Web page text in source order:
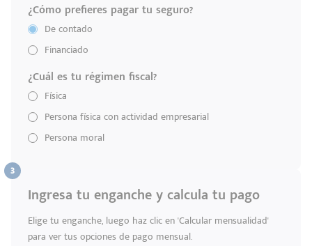
Escríbenos
+528121278366
Código
Postal
Ingresar
¿Cómo prefieres pagar tu seguro?
De contado
Financiado
¿Cuál es tu régimen fiscal?
Física
Persona física con actividad empresarial
Persona moral
Ingresa tu enganche y calcula tu pago
Elige tu enganche, luego haz clic en 'Calcular mensualidad'
para ver tus opciones de pago mensual.